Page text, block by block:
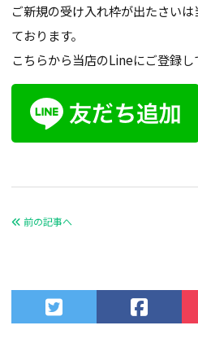
ご新規の受け入れ枠が出たさい
ております。
こちらから当店のLineにご登録し
前の記事へ